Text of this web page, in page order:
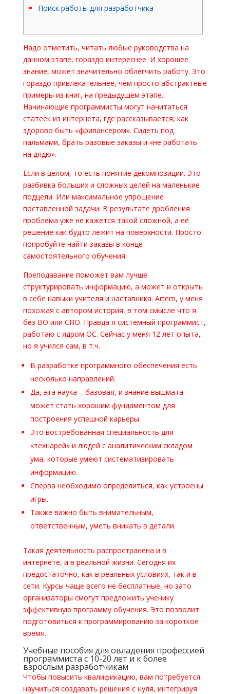
Поиск работы для разработчика
Надо отметить, читать любые руководства на
данном этапе, гораздо интереснее. И хорошее
знание, может значительно облегчить работу. Это
гораздо привлекательнее, чем просто абстрактные
примеры из книг, на предыдущем этапе.
Начинающие программисты могут начитаться
статеек из интернета, где рассказывается, как
здорово быть «фрилансером». Сидеть под
пальмами, брать разовые заказы и «не работать
на дядю».
Если в целом, то есть понятие декомпозиции. Это
разбивка больших и сложных целей на маленькие
подцели. Или максимальное упрощение
поставленной задачи. В результате дробления
проблема уже не кажется такой сложной, а её
решение как будто лежит на поверхности. Просто
попробуйте найти заказы в конце
самостоятельного обучения.
Преподавание поможет вам лучше
структурировать информацию, а может и открыть
в себе навыки учителя и наставника. Artem, у меня
похожая с автором история, в том смысле что я
без ВО или СПО. Правда я системный программист,
работаю с ядром ОС. Сейчас у меня 12 лет опыта,
но я учился сам, в т.ч.
В разработке программного обеспечения есть
несколько направлений.
Да, эта наука – базовая, и знание вышмата
может стать хорошим фундаментом для
построения успешной карьеры.
Это востребованная специальность для
«технарей» и людей с аналитическим складом
ума, которые умеют систематизировать
информацию.
Сперва необходимо определиться, как устроены
игры.
Также важно быть внимательным,
ответственным, уметь вникать в детали.
Такая деятельность распространена и в
интернете, и в реальной жизни. Сегодня их
предостаточно, как в реальных условиях, так и в
сети. Курсы чаще всего не бесплатные, но зато
организаторы смогут предложить ученику
эффективную программу обучения. Это позволит
подготовиться к программированию за короткое
время.
Учебные пособия для овладения профессией
программиста с 10-20 лет и к более
взрослым разработчикам
Чтобы повысить квалификацию, вам потребуется
научиться создавать решения с нуля, интегрируя